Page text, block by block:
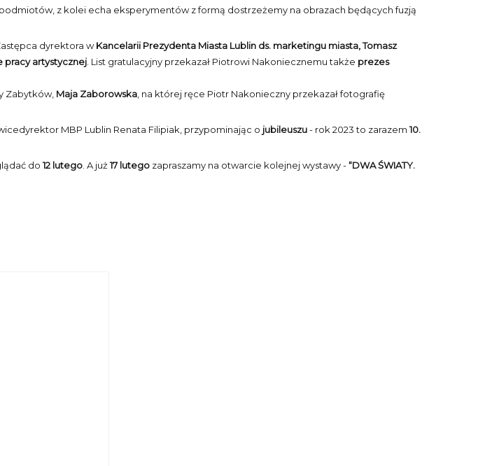
z kolei echa eksperymentów z formą dostrzeżemy na obrazach będących fuzją
dyrektora wKancelarii Prezydenta Miasta Lublin ds. marketingu miasta, Tomasz
pracy artystycznej . List gratulacyjny przekazał Piotrowi Nakoniecznemu także prezes
Zabytków, Maja Zaborowska , na której ręce Piotr Nakonieczny przekazał fotografię
MBP Lublin Renata Filipiak, przypominając o jubileuszu- rok 2023 to zarazem10.
do12 lutego . A już17 lutego zapraszamy na otwarcie kolejnej wystawy -“DWA ŚWIATY.